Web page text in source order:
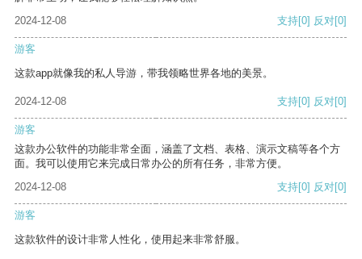
2024-12-08
支持[0] 反对[0]
游客
这款app就像我的私人导游，带我领略世界各地的美景。
2024-12-08 支持[0] 反对[0]
游客
这款办公软件的功能非常全面，涵盖了文档、表格、演示文稿等各个方
面。我可以使用它来完成日常办公的所有任务，非常方便。
2024-12-08
支持[0] 反对[0]
游客
这款软件的设计非常人性化，使用起来非常舒服。